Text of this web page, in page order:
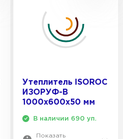
Утеплитель ISOROC
ИЗОРУФ-В
1000х600х50 мм
В наличии 690 уп.
Показать